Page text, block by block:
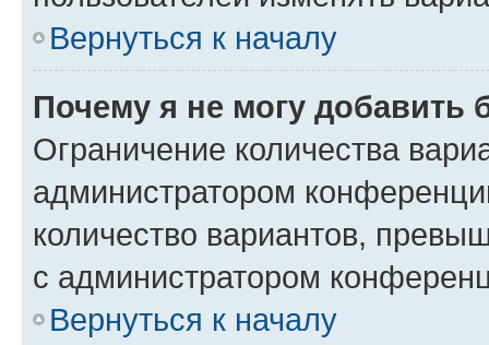
Вернуться к началу
Почему я не могу добавить
Ограничение количества
администратором
количество вариантов,
с администратором
Вернуться к началу